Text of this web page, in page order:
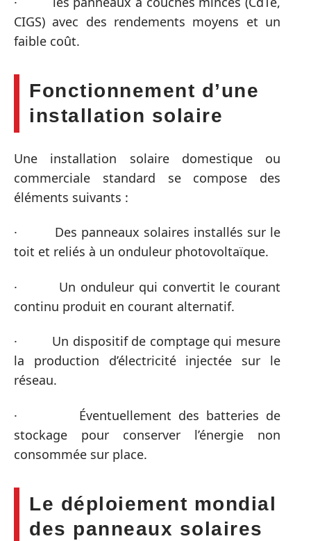
CIGS) avec des rendements moyens et un
faible coût.
Fonctionnement d’une
installation solaire
Une installation solaire domestique ou
commerciale standard se compose des
éléments suivants :
· Des panneaux solaires installés sur le
toit et reliés à un onduleur photovoltaïque.
· Un onduleur qui convertit le courant
continu produit en courant alternatif.
· Un dispositif de comptage qui mesure
la production d’électricité injectée sur le
réseau.
· Éventuellement des batteries de
stockage pour conserver l’énergie non
consommée sur place.
Le déploiement mondial
des panneaux solaires